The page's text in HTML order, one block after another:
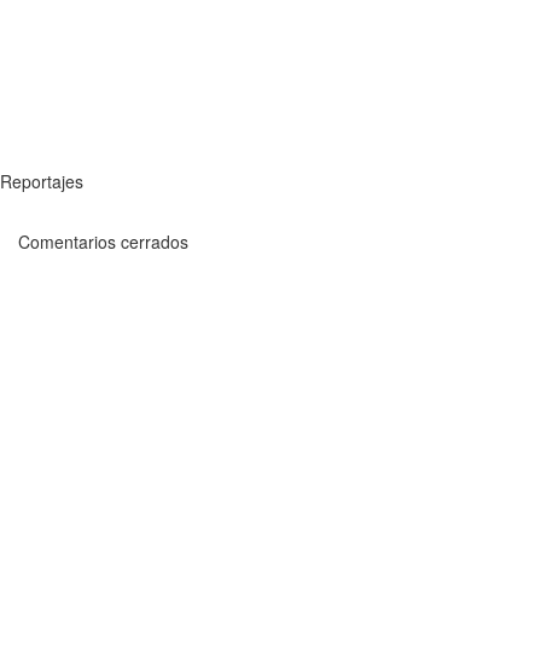
Reportajes
Comentarios cerrados